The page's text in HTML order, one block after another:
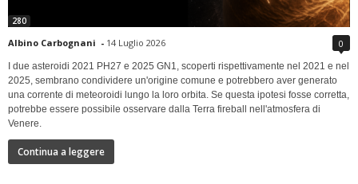
280
Albino Carbognani - 14 Luglio 2026 0
I due asteroidi 2021 PH27 e 2025 GN1, scoperti rispettivamente nel 2021 e nel
2025, sembrano condividere un'origine comune e potrebbero aver generato
una corrente di meteoroidi lungo la loro orbita. Se questa ipotesi fosse corretta,
potrebbe essere possibile osservare dalla Terra fireball nell'atmosfera di
Venere.
Continua a leggere